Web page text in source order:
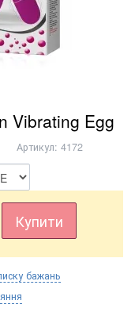
Vibrating Egg
Артикул: 4172
Купити
бажань